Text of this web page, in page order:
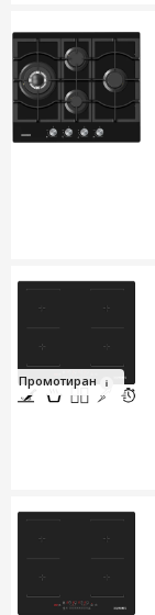
Промотиран